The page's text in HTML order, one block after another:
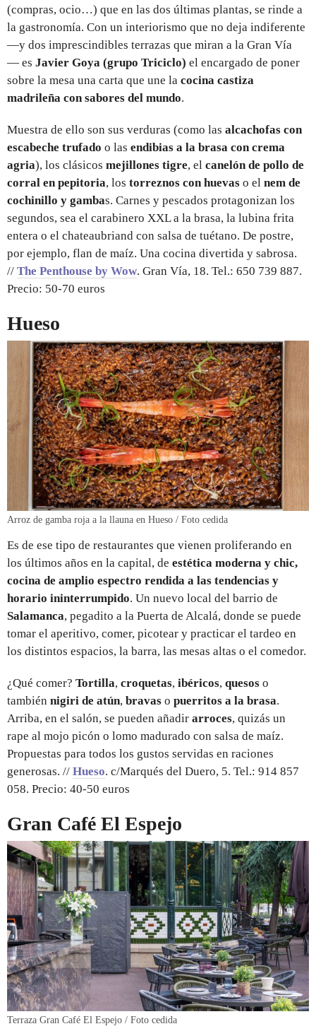
(compras, ocio…) que en las dos últimas plantas, se rinde a
la gastronomía. Con un interiorismo que no deja indiferente
—y dos imprescindibles terrazas que miran a la Gran Vía
— es Javier Goya (grupo Triciclo) el encargado de poner
sobre la mesa una carta que une la cocina castiza
madrileña con sabores del mundo.
Muestra de ello son sus verduras (como las alcachofas con
escabeche trufado o las endibias a la brasa con crema
agria), los clásicos mejillones tigre, el canelón de pollo de
corral en pepitoria, los torreznos con huevas o el nem de
cochinillo y gambas. Carnes y pescados protagonizan los
segundos, sea el carabinero XXL a la brasa, la lubina frita
entera o el chateaubriand con salsa de tuétano. De postre,
por ejemplo, flan de maíz. Una cocina divertida y sabrosa.
// The Penthouse by Wow. Gran Vía, 18. Tel.: 650 739 887.
Precio: 50-70 euros
Hueso
Arroz de gamba roja a la llauna en Hueso / Foto cedida
Es de ese tipo de restaurantes que vienen proliferando en
los últimos años en la capital, de estética moderna y chic,
cocina de amplio espectro rendida a las tendencias y
horario ininterrumpido. Un nuevo local del barrio de
Salamanca, pegadito a la Puerta de Alcalá, donde se puede
tomar el aperitivo, comer, picotear y practicar el tardeo en
los distintos espacios, la barra, las mesas altas o el comedor.
¿Qué comer? Tortilla, croquetas, ibéricos, quesos o
también nigiri de atún, bravas o puerritos a la brasa.
Arriba, en el salón, se pueden añadir arroces, quizás un
rape al mojo picón o lomo madurado con salsa de maíz.
Propuestas para todos los gustos servidas en raciones
generosas. // Hueso. c/Marqués del Duero, 5. Tel.: 914 857
058. Precio: 40-50 euros
Gran Café El Espejo
Terraza Gran Café El Espejo / Foto cedida